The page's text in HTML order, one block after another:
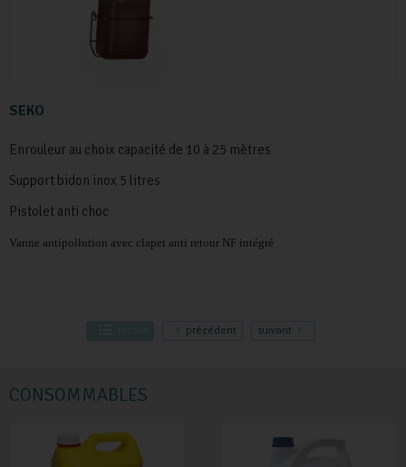
SEKO
Enrouleur au choix capacité de 10 à 25 mètres
Support bidon inox 5 litres
Pistolet anti choc
Vanne antipollution avec clapet anti retour NF intégré
précédent suivant
CONSOMMABLES